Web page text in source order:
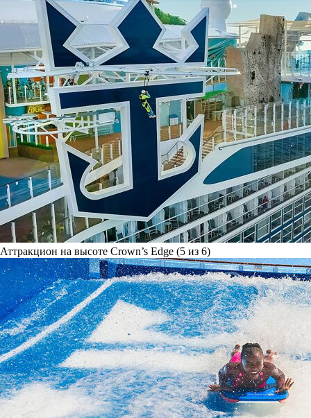
Аттракцион на высоте Crown’s Edge (5 из 6)